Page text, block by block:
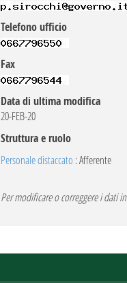
Telefono ufficio
Fax
Data di ultima modifica
20-FEB-20
Struttura e ruolo
Personale distaccato : Afferente
Per modificare o correggere i dati